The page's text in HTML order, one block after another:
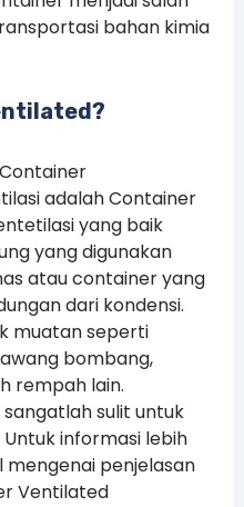
bahan kimia
adalah Container
yang baik
yang digunakan
atau container yang
dari kondensi.
muatan seperti
bombang,
rempah lain.
sulit untuk
informasi lebih
penjelasan
Ventilated